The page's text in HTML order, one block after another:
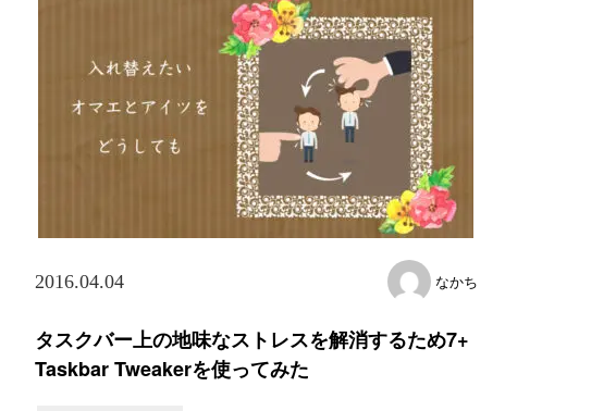
2016.04.04 なかち
タスクバー上の地味なストレスを解消するため7+
Taskbar Tweakerを使ってみた